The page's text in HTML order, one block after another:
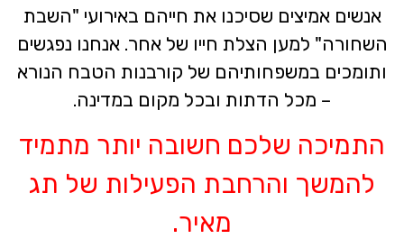
אנשים אמיצים שסיכנו את חייהם באירועי "השבת
השחורה" למען הצלת חייו של אחר. אנחנו נפגשים
ותומכים במשפחותיהם של קורבנות הטבח הנורא
– מכל הדתות ובכל מקום במדינה.
התמיכה שלכם חשובה יותר מתמיד
להמשך והרחבת הפעילות של תג
מאיר.